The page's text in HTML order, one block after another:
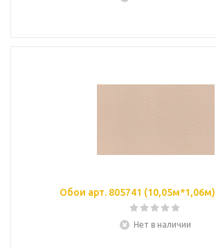
Обои арт. 805741
Нет в наличии